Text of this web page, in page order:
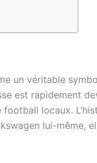
un véritable
est rapidement
locaux.
lui-même,